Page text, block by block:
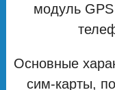
модуль GPS
Основные
сим-карты,